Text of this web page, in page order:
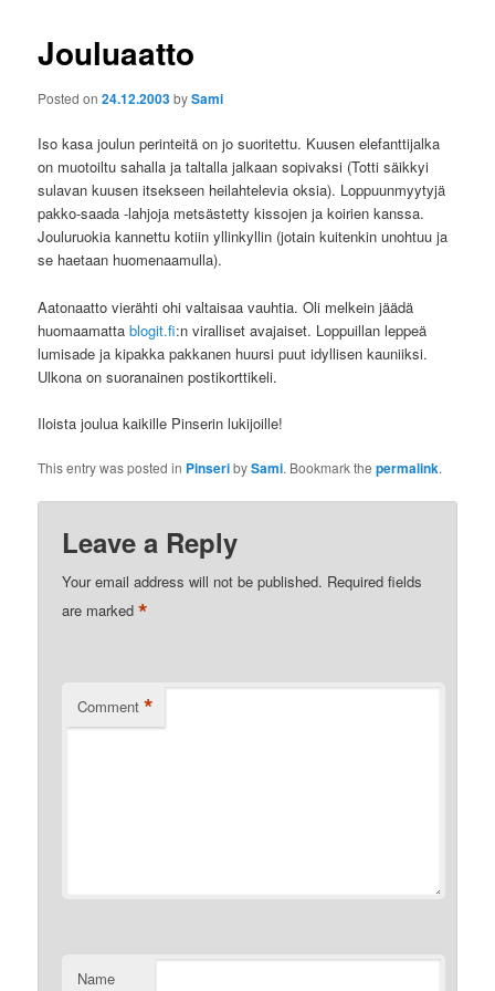
Jouluaatto
Posted on24.12.2003bySami
Iso kasa joulun perinteitä on jo suoritettu. Kuusen elefanttijalka
on muotoiltu sahalla ja taltalla jalkaan sopivaksi (Totti säikkyi
sulavan kuusen itsekseen heilahtelevia oksia). Loppuunmyytyjä
pakko-saada -lahjoja metsästetty kissojen ja koirien kanssa.
Jouluruokia kannettu kotiin yllinkyllin (jotain kuitenkin unohtuu ja
se haetaan huomenaamulla).
Aatonaatto vierähti ohi valtaisaa vauhtia. Oli melkein jäädä
huomaamattablogit.fi:n viralliset avajaiset. Loppuillan leppeä
lumisade ja kipakka pakkanen huursi puut idyllisen kauniiksi.
Ulkona on suoranainen postikorttikeli.
Iloista joulua kaikille Pinserin lukijoille!
This entry was posted in PinseribySami. Bookmark thepermalink.
Leave a Reply
Your email address will not be published. Required fields
are marked*
Comment *
Name